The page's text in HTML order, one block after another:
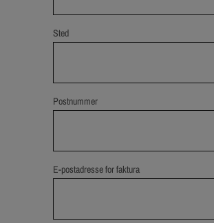
Sted
Postnummer
E-postadresse for faktura